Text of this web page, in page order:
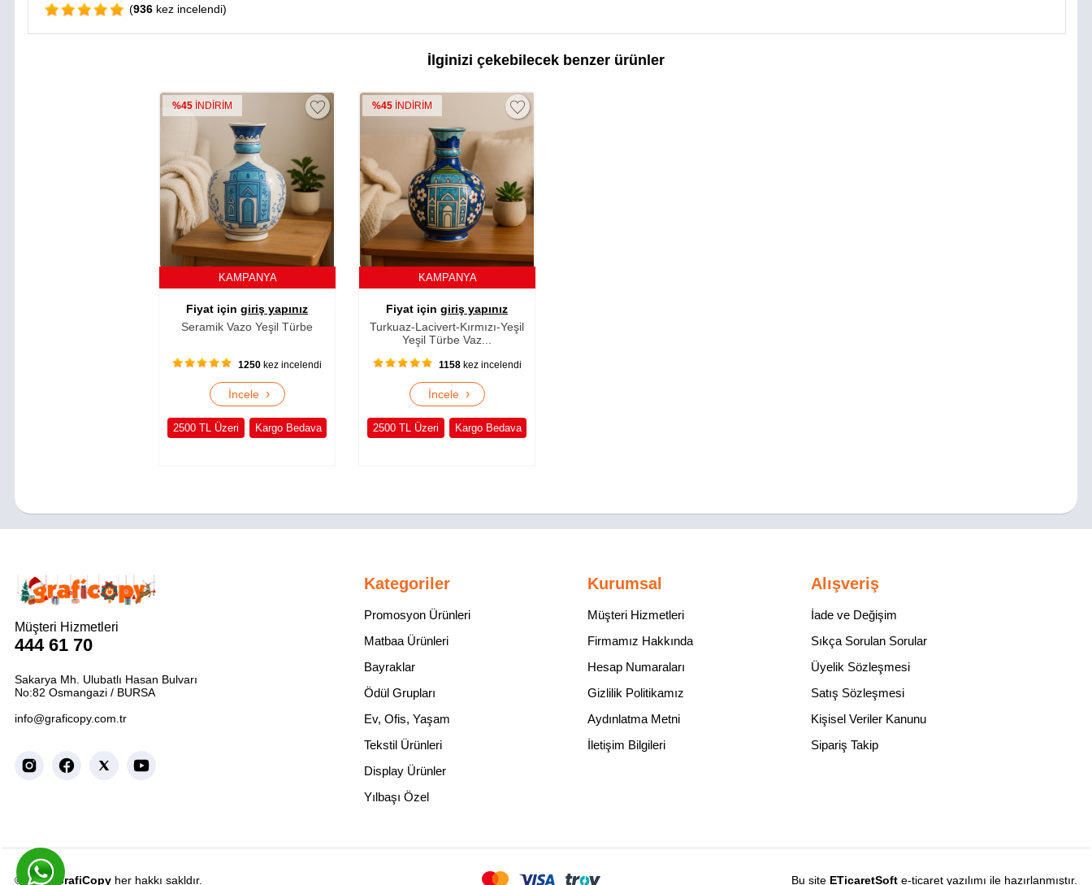
(936 kez incelendi)
İlginizi çekebilecek benzer ürünler
%45 İNDİRİM
KAMPANYA
Fiyat için giriş yapınız
Seramik Vazo Yeşil Türbe
1250 kez incelendi
İncele ›
2500 TL Üzeri Kargo Bedava
%45 İNDİRİM
KAMPANYA
Fiyat için giriş yapınız
Turkuaz-Lacivert-Kırmızı-Yeşil
Yeşil Türbe Vaz...
1158kez incelendi
İncele ›
2500 TL Üzeri Kargo Bedava
Müşteri Hizmetleri
444 61 70
Sakarya Mh. Ulubatlı Hasan Bulvarı
No:82 Osmangazi / BURSA
info@graficopy.com.tr
Kategoriler Kurumsal Alışveriş
Promosyon Ürünleri
Matbaa Ürünleri
Bayraklar
Ödül Grupları
Ev, Ofis, Yaşam
Tekstil Ürünleri
Display Ürünler
Yılbaşı Özel
Müşteri Hizmetleri
Firmamız Hakkında
Hesap Numaraları
Gizlilik Politikamız
Aydınlatma Metni
İletişim Bilgileri
İade ve Değişim
Sıkça Sorulan Sorular
Üyelik Sözleşmesi
Satış Sözleşmesi
Kişisel Veriler Kanunu
Sipariş Takip
© 2026 GrafiCopy her hakkı sakldır. Bu site ETicaretSoft e-ticaret yazılımı ile hazırlanmıştır.